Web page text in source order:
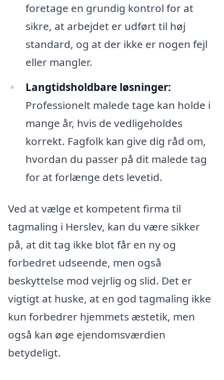
foretage en grundig kontrol for at
sikre, at arbejdet er udført til høj
standard, og at der ikke er nogen fejl
eller mangler.
Langtidsholdbare løsninger:
Professionelt malede tage kan holde i
mange år, hvis de vedligeholdes
korrekt. Fagfolk kan give dig råd om,
hvordan du passer på dit malede tag
for at forlænge dets levetid.
Ved at vælge et kompetent firma til
tagmaling i Herslev, kan du være sikker
på, at dit tag ikke blot får en ny og
forbedret udseende, men også
beskyttelse mod vejrlig og slid. Det er
vigtigt at huske, at en god tagmaling ikke
kun forbedrer hjemmets æstetik, men
også kan øge ejendomsværdien
betydeligt.